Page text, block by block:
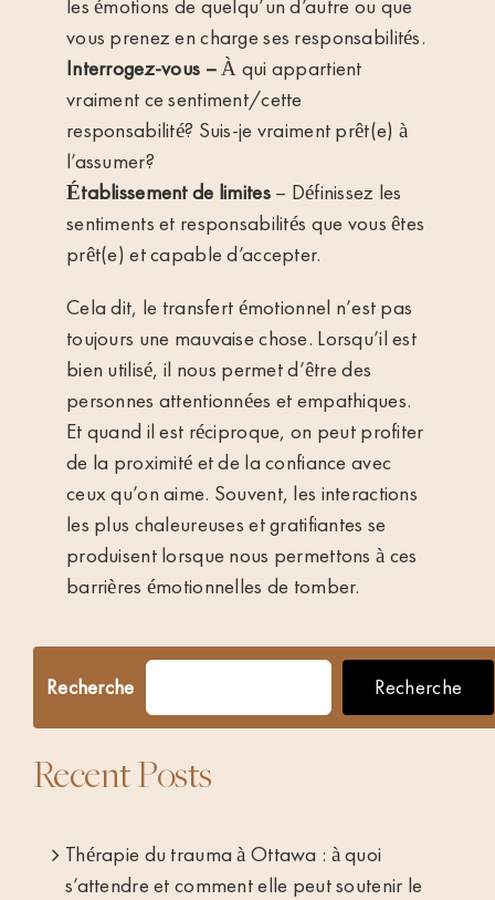
les émotions de quelqu’un d’autre ou que
vous prenez en charge ses responsabilités.
Interrogez-vous –À qui appartient
vraiment ce sentiment/cette
responsabilité? Suis-je vraiment prêt(e) à
l’assumer?
Établissement de limites– Définissez les
sentiments et responsabilités que vous êtes
prêt(e) et capable d’accepter.
Cela dit, le transfert émotionnel n’est pas
toujours une mauvaise chose. Lorsqu’il est
bien utilisé, il nous permet d’être des
personnes attentionnées et empathiques.
Et quand il est réciproque, on peut profiter
de la proximité et de la confiance avec
ceux qu’on aime. Souvent, les interactions
les plus chaleureuses et gratifiantes se
produisent lorsque nous permettons à ces
barrières émotionnelles de tomber.
Recherche Recherche
Recent Posts
Thérapie du trauma à Ottawa : à quoi
s’attendre et comment elle peut soutenir le